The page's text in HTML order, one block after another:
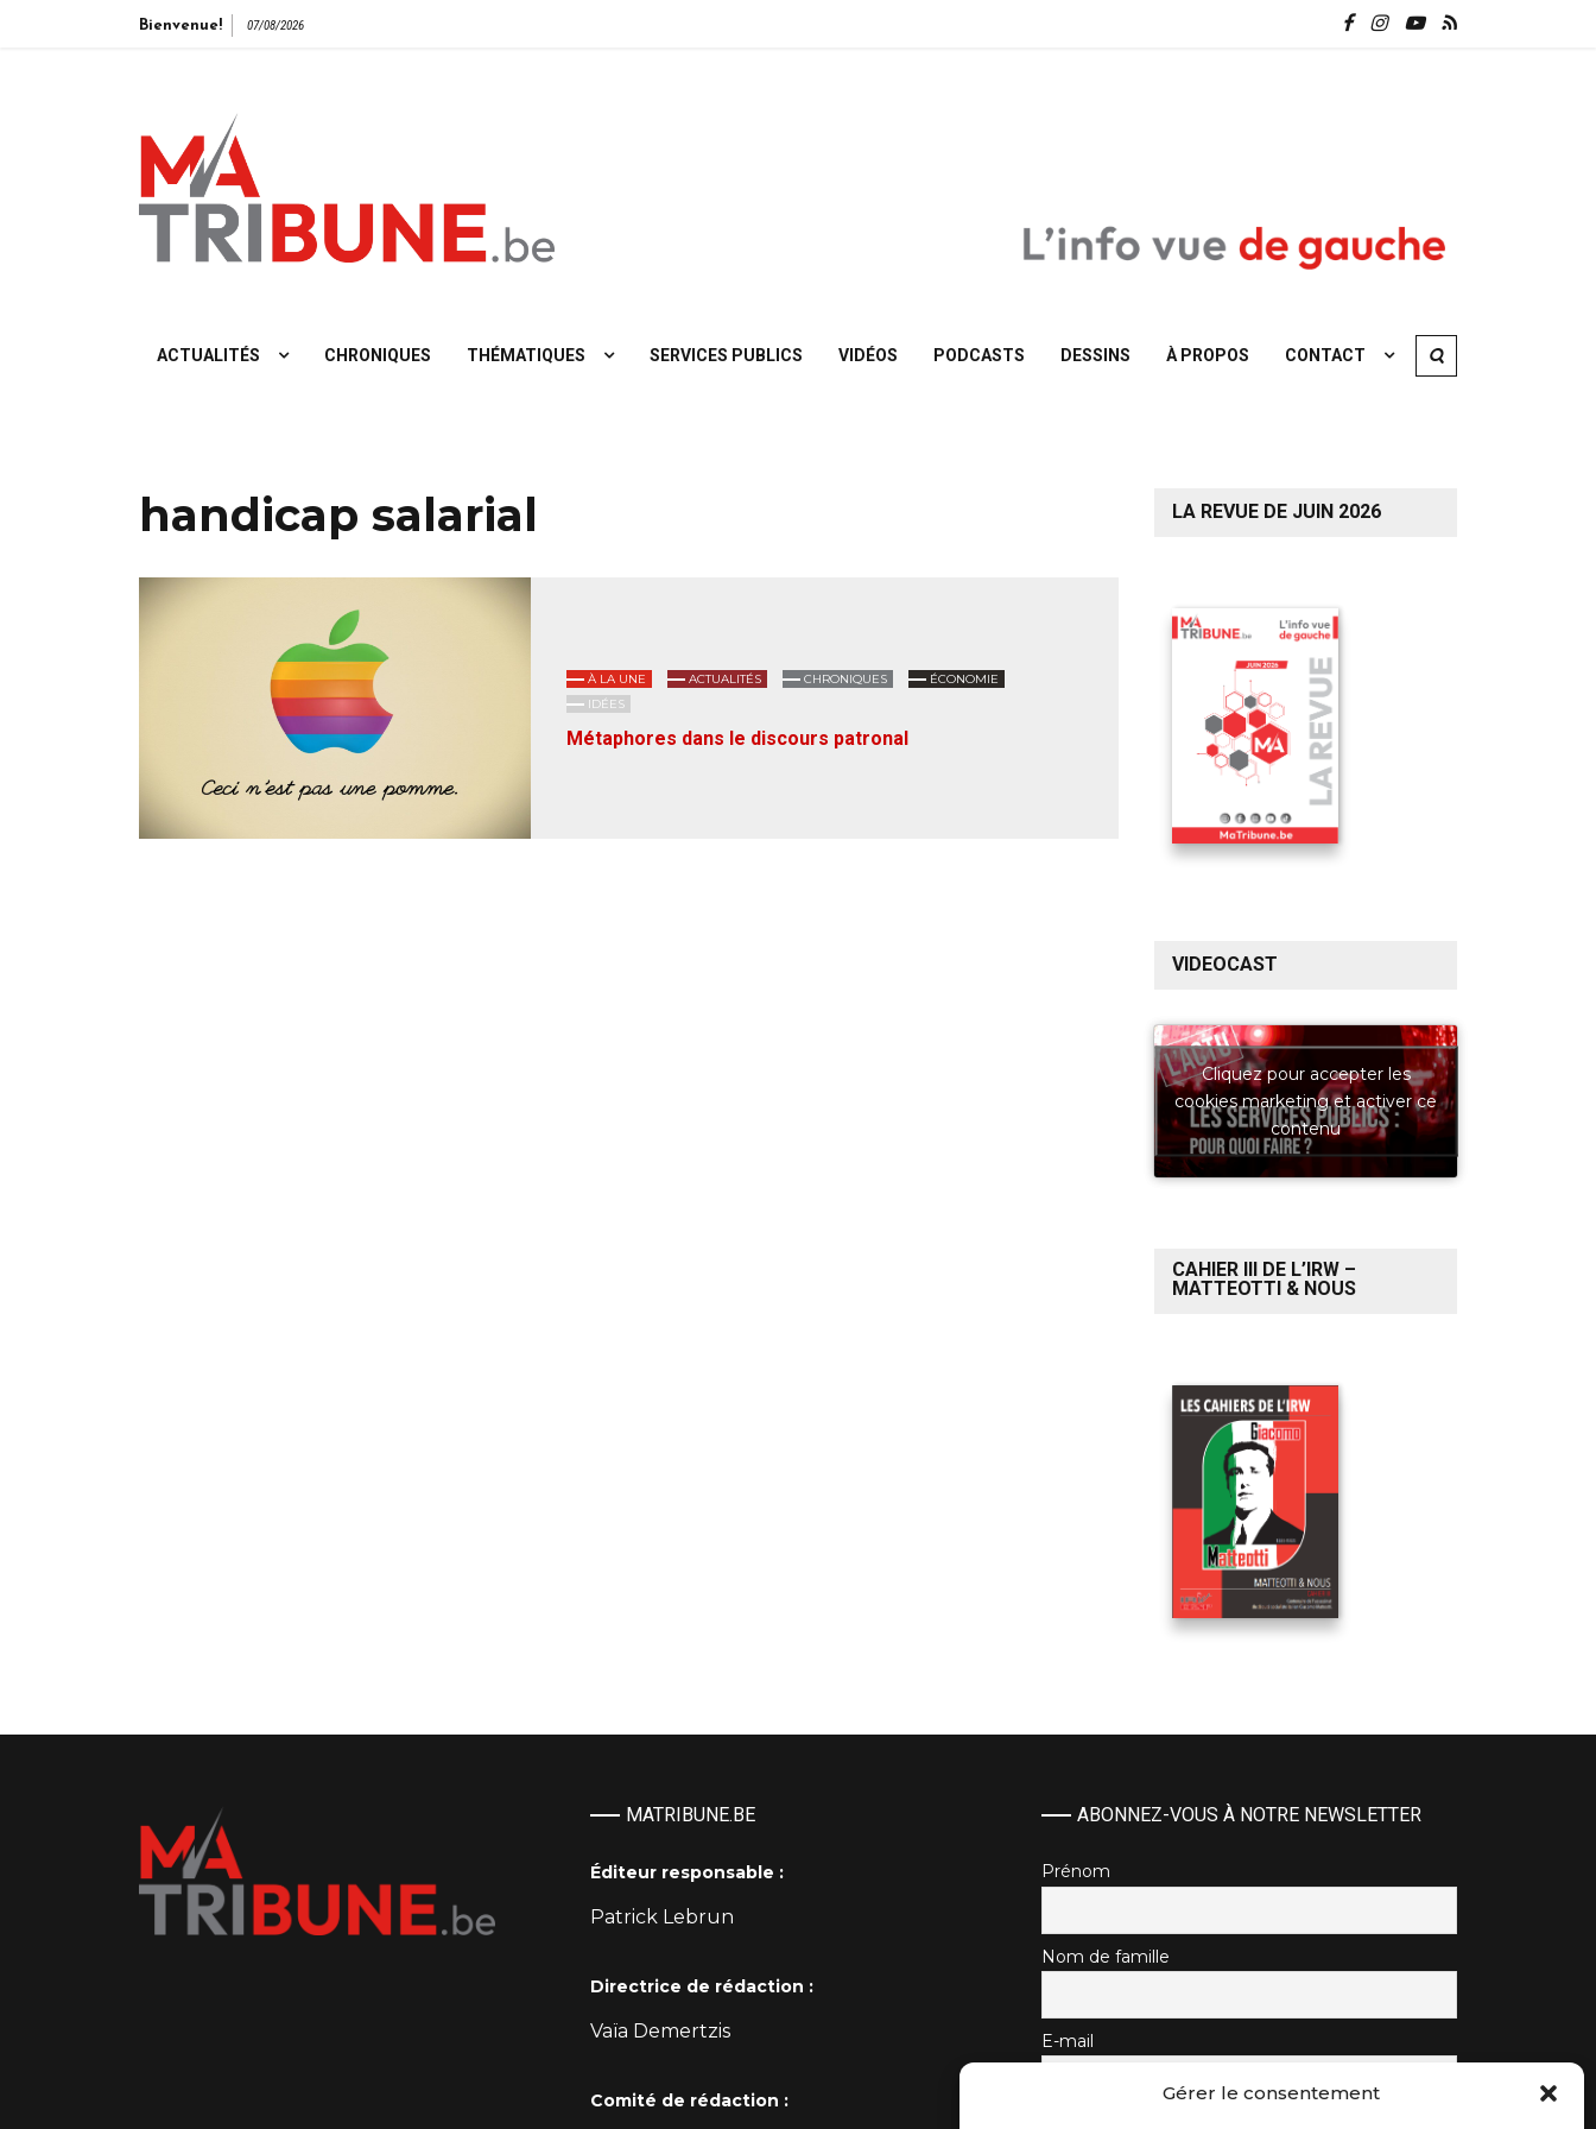
Gérer le consentement
Bienvenue! 07/08/2026
ACTUALITÉS CHRONIQUES THÉMATIQUES SERVICES PUBLICS VIDÉOS PODCASTS DESSINS À PROPOS CONTACT
handicap salarial
À LA UNE ACTUALITÉS CHRONIQUES
ÉCONOMIE
IDÉES
Métaphores dans le discours patronal
LA REVUE DE JUIN 2026
VIDEOCAST
Cliquez pour accepter les
cookies marketing et activer ce
contenu
CAHIER III DE L’IRW –
MATTEOTTI & NOUS
MATRIBUNE.BE
Éditeur responsable :
Patrick Lebrun
Directrice de rédaction :
Vaïa Demertzis
Comité de rédaction :
ABONNEZ-VOUS À NOTRE NEWSLETTER
Prénom
Nom de famille
E-mail